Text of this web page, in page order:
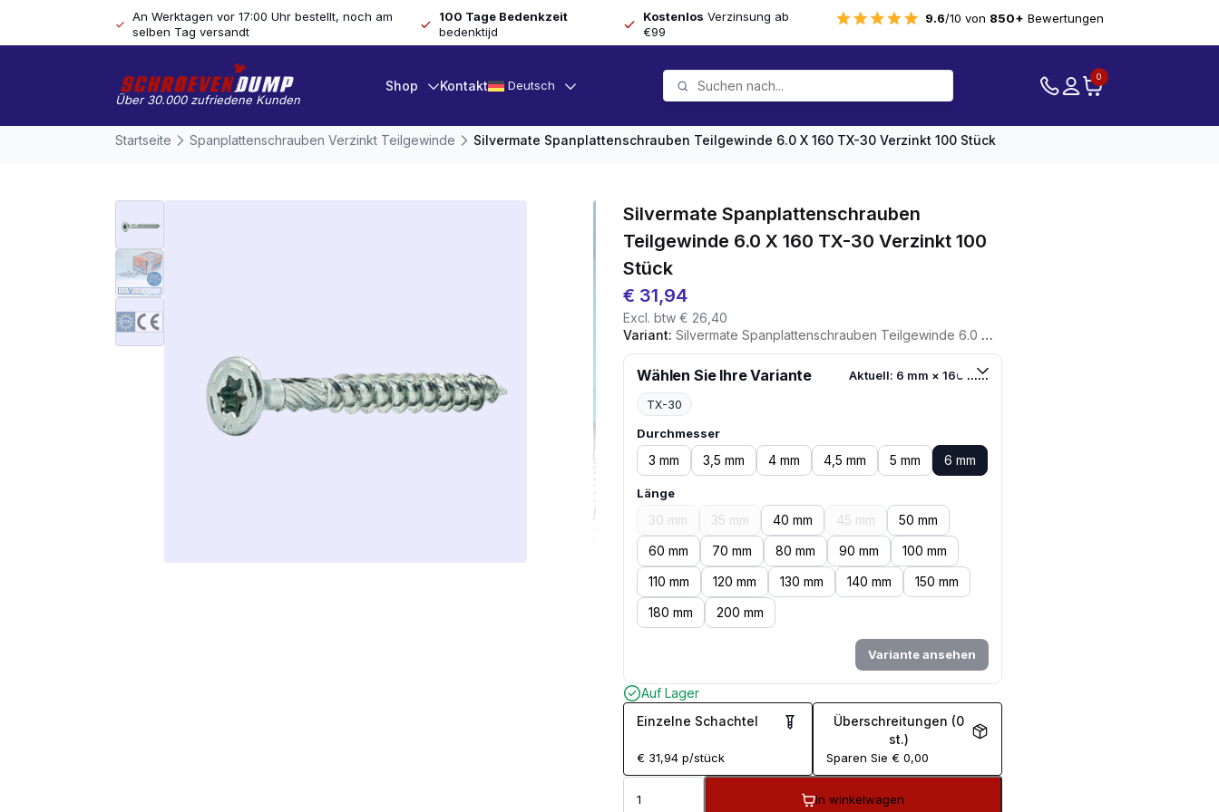
An Werktagen vor 17:00 Uhr bestellt, noch am
selben Tag versandt
100 Tage Bedenkzeit
bedenktijd
Kostenlos Verzinsung ab
€99
9.6/10 von 850+ Bewertungen
Über 30.000 zufriedene Kunden
Shop Kontakt Deutsch
0
Startseite Spanplattenschrauben Verzinkt Teilgewinde Silvermate Spanplattenschrauben Teilgewinde 6.0 X 160 TX-30 Verzinkt 100 Stück
Silvermate Spanplattenschrauben
Teilgewinde 6.0 X 160 TX-30 Verzinkt 100
Stück
€ 31,94
Excl. btw € 26,40
Variant: Silvermate Spanplattenschrauben Teilgewinde 6.0 X 160 TX-30 Verzinkt 100 Stück
Wählen Sie Ihre Variante Aktuell: 6 mm × 160 mm
TX-30
Durchmesser
3 mm 3,5 mm 4 mm 4,5 mm 5 mm 6 mm
Länge
30 mm 35 mm 40 mm 45 mm
50 mm
60 mm
70 mm 80 mm 90 mm
100 mm
110 mm
120 mm 130 mm 140 mm
150 mm
180 mm
200 mm
Variante ansehen
Auf Lager
Einzelne Schachtel
€ 31,94p/stück
Überschreitungen (0
st.)
Sparen Sie € 0,00
In winkelwagen